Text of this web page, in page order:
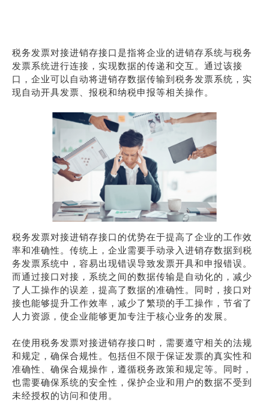
税务发票对接进销存接口是指将企业的进销存系统与税务
发票系统进行连接，实现数据的传递和交互。通过该接
口，企业可以自动将进销存数据传输到税务发票系统，实
现自动开具发票、报税和纳税申报等相关操作。
税务发票对接进销存接口的优势在于提高了企业的工作效
率和准确性。传统上，企业需要手动录入进销存数据到税
务发票系统中，容易出现错误导致发票开具和申报错误。
而通过接口对接，系统之间的数据传输是自动化的，减少
了人工操作的误差，提高了数据的准确性。同时，接口对
接也能够提升工作效率，减少了繁琐的手工操作，节省了
人力资源，使企业能够更加专注于核心业务的发展。
在使用税务发票对接进销存接口时，需要遵守相关的法规
和规定，确保合规性。包括但不限于保证发票的真实性和
准确性、确保合规操作，遵循税务政策和规定等。同时，
也需要确保系统的安全性，保护企业和用户的数据不受到
未经授权的访问和使用。